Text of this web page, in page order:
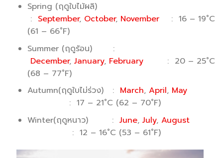
Spring (ฤดูใบไม้ผลิ)
: September, October, November : 16 – 19˚C
(61 – 66˚F)
Summer (ฤดูร้อน) :
December, January, February : 20 – 25˚C
(68 – 77˚F)
Autumn(ฤดูใบไม่ร่วง) : March, April, May
: 17 – 21˚C (62 – 70˚F)
Winter(ฤดูหนาว) : June, July, August
: 12 – 16˚C (53 – 61˚F)